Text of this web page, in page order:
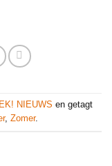
NIEUWS en getagt
, Zomer.